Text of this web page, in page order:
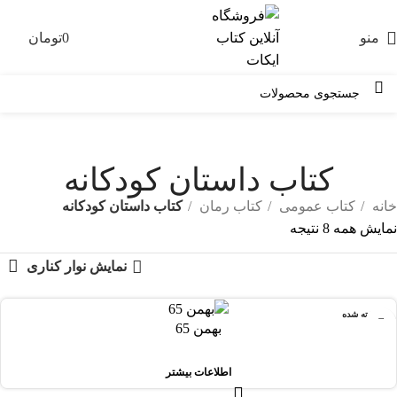
منو 0تومان
کتاب داستان کودکانه
خانه کتاب عمومی کتاب رمان
کتاب داستان کودکانه
نمایش همه 8 نتیجه
نمایش نوار کناری
فروخته شده
بهمن 65
اطلاعات بیشتر